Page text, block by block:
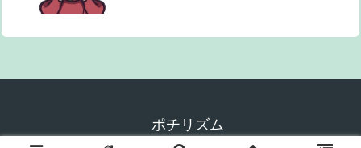
ポチリズム